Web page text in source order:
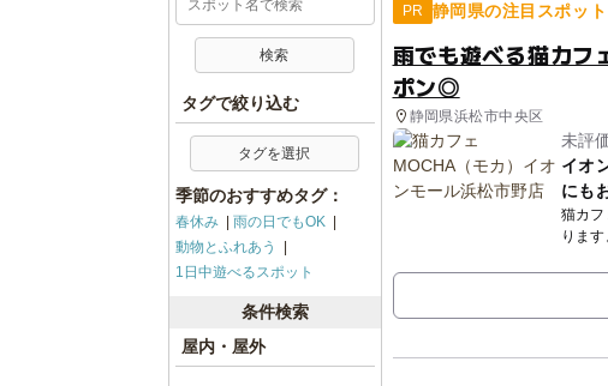
PR 静岡県の注目スポット
雨でも遊べる猫カフ
ポン◎
静岡県浜松市中央区
未評
イオ
にも
猫カ
りま
タグで絞り込む
タグを選択
季節のおすすめタグ：
春休み
雨の日でもOK
動物とふれあう
1日中遊べるスポット
条件検索
屋内・屋外